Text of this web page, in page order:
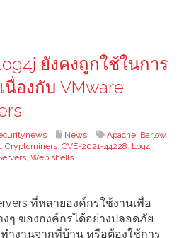
ยังคงถูกใช้ในการ
องกับ VMware
News Apache, Barlow,
, Cryptominers, CVE-2021-44228, Log4j,
, Web shells
ที่หลายองค์กรใช้งานเพื่อ
งๆ ขององค์กรได้อย่างปลอดภัย
ำงานจากที่บ้าน หรือต้องใช้การ